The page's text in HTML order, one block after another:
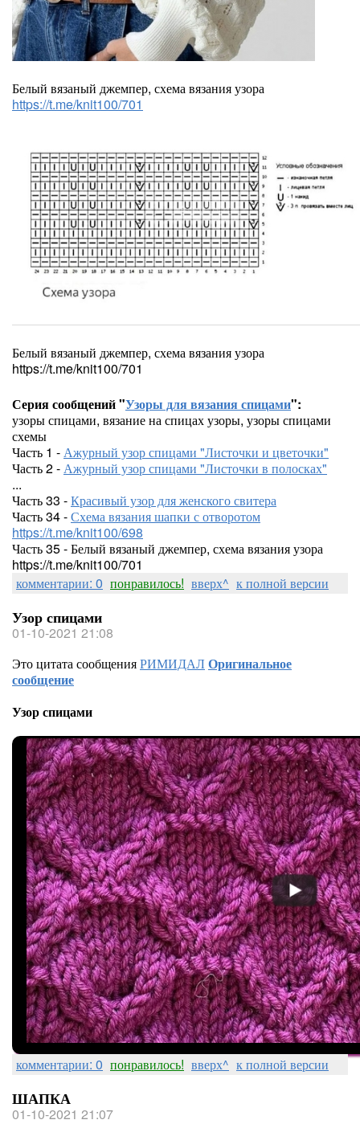
Белый вязаный джемпер, схема вязания узора
https://t.me/knit100/701
Белый вязаный джемпер, схема вязания узора
https://t.me/knit100/701
Серия сообщений "Узоры для вязания спицами":
узоры спицами, вязание на спицах узоры, узоры спицами
схемы
Часть 1 - Ажурный узор спицами "Листочки и цветочки"
Часть 2 - Ажурный узор спицами "Листочки в полосках"
...
Часть 33 -Красивый узор для женского свитера
Часть 34 -Схема вязания шапки с отворотом
https://t.me/knit100/698
Часть 35 - Белый вязаный джемпер, схема вязания узора
https://t.me/knit100/701
комментарии: 0 понравилось! вверх^ к полной версии
Узор спицами
01-10-2021 21:08
Это цитата сообщенияРИМИДАЛОригинальное
сообщение
Узор спицами
комментарии: 0 понравилось! вверх^ к полной версии
ШАПКА
01-10-2021 21:07